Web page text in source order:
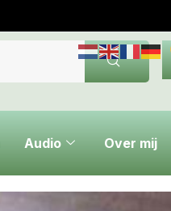
Audio Over mij